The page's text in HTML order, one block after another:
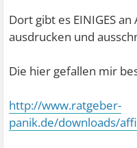
Dort gibt es EINIGES
ausdrucken und
Die hier gefallen mir
http://www.ratgeber-
panik.de/downloads/